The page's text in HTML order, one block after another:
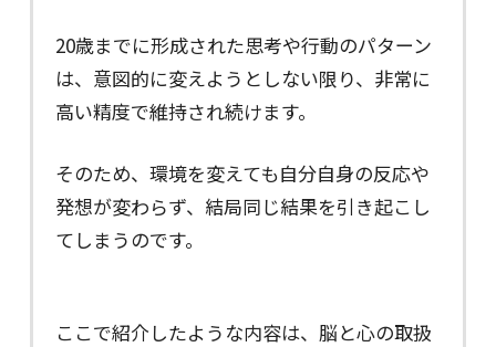
20歳までに形成された思考や行動のパターン
は、意図的に変えようとしない限り、非常に
高い精度で維持され続けます。
そのため、環境を変えても自分自身の反応や
発想が変わらず、結局同じ結果を引き起こし
てしまうのです。
ここで紹介したような内容は、脳と心の取扱